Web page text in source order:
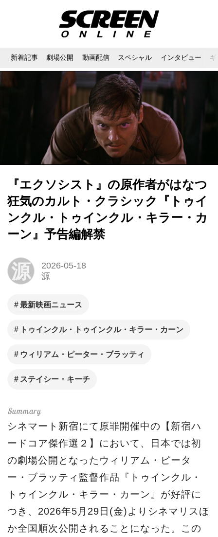
新着記事 劇場公開 動画配信 スペシャル インタビュー
『エクソシスト』の原作者がはなつ
狂気のカルト・クラシック『トゥイ
ンクル・トゥインクル・キラー・カ
ーン』予告編解禁
源
2026-05-18
源
最新映画ニュース
トゥインクル・トゥインクル・キラー・カーン
ウィリアム・ピーター・ブラッティ
ステイシー・キーチ
シネマート新宿にて原罪開催中の【新宿ハ
ードコア傑作選２】において、日本では初
の劇場公開となったウィリアム・ピータ
ー・ブラッティ監督作品『トゥインクル・
トゥインクル・キラー・カーン』が好評に
つき、2026年5月29日(金)よりシネマリスほ
か全国順次公開されることになった。この